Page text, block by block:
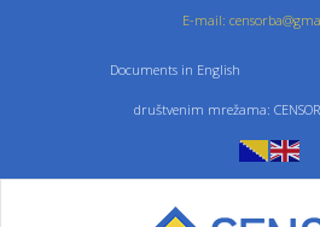
E-mail:
Documents in English
društvenim mrežama: CENSOR